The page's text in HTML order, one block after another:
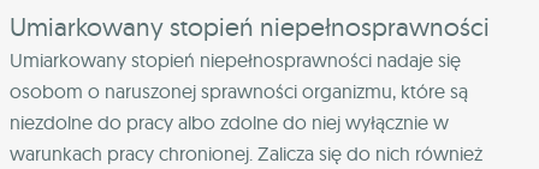
Umiarkowany stopień niepełnosprawności
Umiarkowany stopień niepełnosprawności nadaje się
osobom o naruszonej sprawności organizmu, które są
niezdolne do pracy albo zdolne do niej wyłącznie w
warunkach pracy chronionej. Zalicza się do nich również